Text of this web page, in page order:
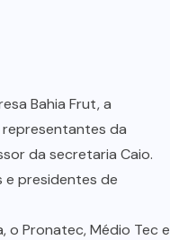
Bahia Frut, a
representantes da
da secretaria Caio.
e presidentes de
o Pronatec, Médio Tec e